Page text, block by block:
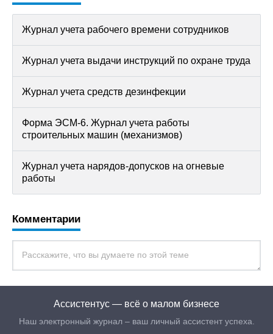
Журнал учета рабочего времени сотрудников
Журнал учета выдачи инструкций по охране труда
Журнал учета средств дезинфекции
Форма ЭСМ-6. Журнал учета работы
строительных машин (механизмов)
Журнал учета нарядов-допусков на огневые
работы
Комментарии
Ассистентус — всё о малом бизнесе
Наш электронный журнал – ваш личный ассистент успеха.